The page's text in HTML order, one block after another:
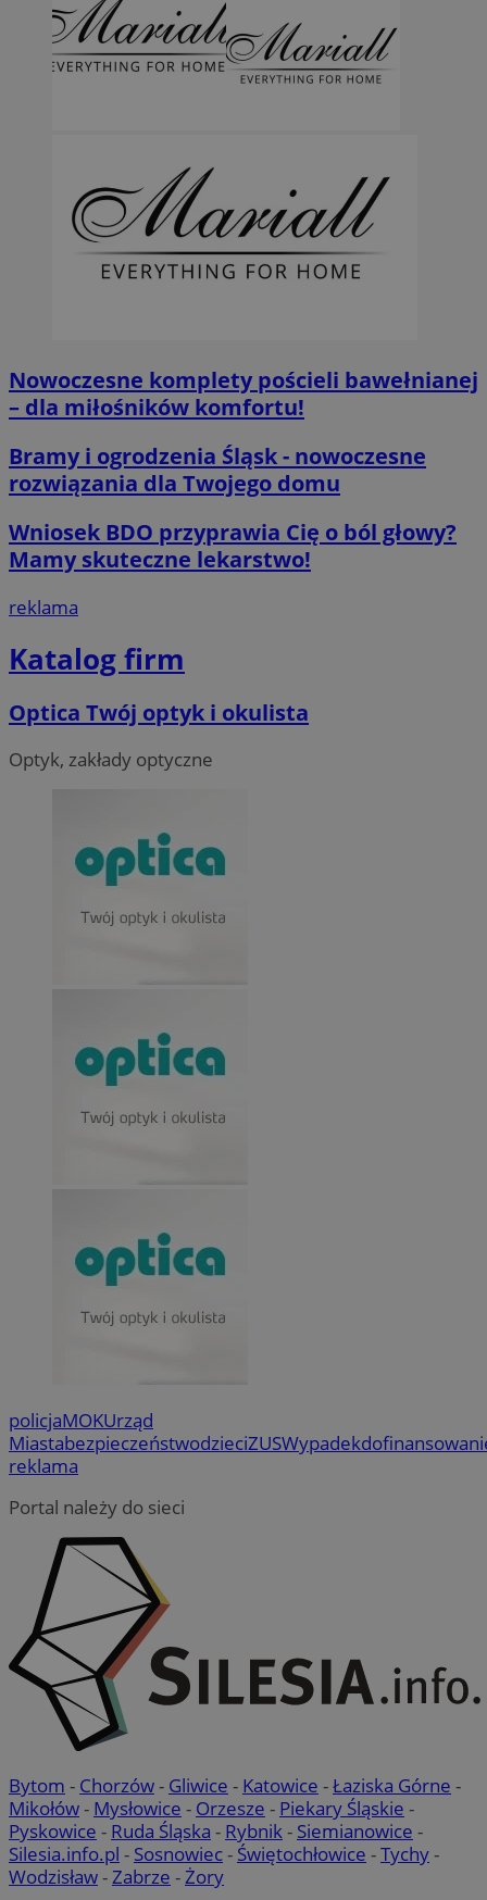
Nowoczesne komplety pościeli bawełnianej
– dla miłośników komfortu!
Bramy i ogrodzenia Śląsk - nowoczesne
rozwiązania dla Twojego domu
Wniosek BDO przyprawia Cię o ból głowy?
Mamy skuteczne lekarstwo!
reklama
Katalog firm
Optica Twój optyk i okulista
Optyk, zakłady optyczne
policjaMOKUrząd
MiastabezpieczeństwodzieciZUSWypadek
reklama
Portal należy do sieci
Bytom - Chorzów- Gliwice - Katowice -Łaziska Górne -
Mikołów- Mysłowice - Orzesze - Piekary Śląskie -
Pyskowice - Ruda Śląska - Rybnik- Siemianowice -
Silesia.info.pl - Sosnowiec- Świętochłowice -Tychy-
Wodzisław-Zabrze -Żory